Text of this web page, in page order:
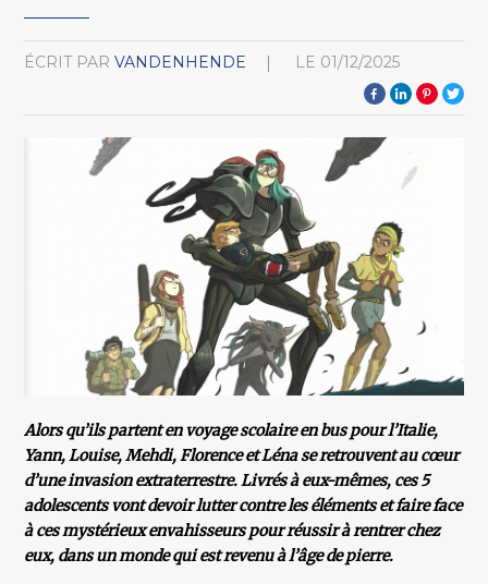
ÉCRIT PAR VANDENHENDE LE 01/12/2025
Alors qu’ils partent en voyage scolaire en bus pour l’Italie,
Yann, Louise, Mehdi, Florence et Léna se retrouvent au cœur
d’une invasion extraterrestre. Livrés à eux-mêmes, ces 5
adolescents vont devoir lutter contre les éléments et faire face
à ces mystérieux envahisseurs pour réussir à rentrer chez
eux, dans un monde qui est revenu à l’âge de pierre.